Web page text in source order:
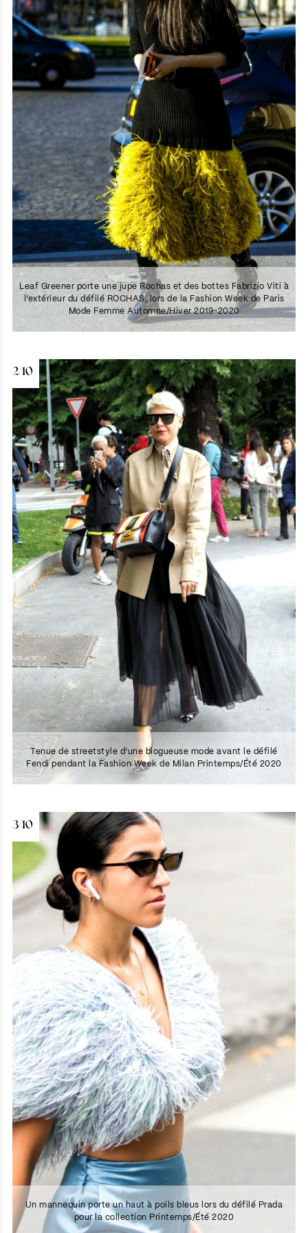
Leaf Greener porte une jupe Rochas et des bottes Fabrizio Viti à
l’extérieur du défilé ROCHAS, lors de la Fashion Week de Paris
Mode Femme Automne/Hiver 2019-2020
2/10
Tenue de streetstyle d’une blogueuse mode avant le défilé
Fendi pendant la Fashion Week de Milan Printemps/Été 2020
3/10
Un mannequin porte un haut à poils bleus lors du défilé Prada
pour la collection Printemps/Été 2020